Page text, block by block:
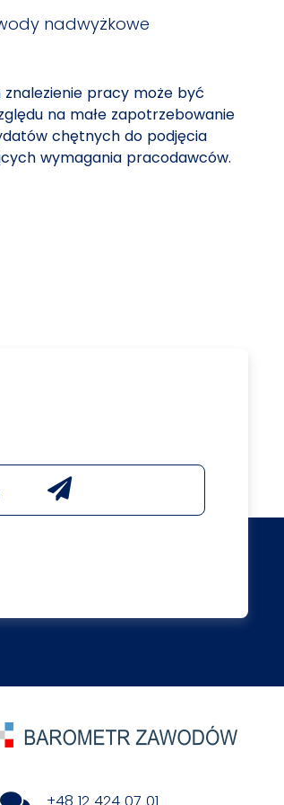
nadwyżkowe
pracy może być
na małe zapotrzebowanie
chętnych do podjęcia
wymagania pracodawców.
+48 12 424 07 01